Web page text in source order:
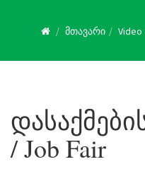
მთავარი Video
/ Job Fair